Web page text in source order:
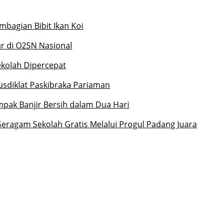
Bibit Ikan Koi
di O2SN Nasional
Dipercepat
Paskibraka Pariaman
Banjir Bersih dalam Dua Hari
Sekolah Gratis Melalui Progul Padang Juara